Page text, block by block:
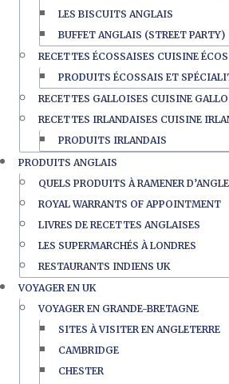
LES BISCUITS ANGLAIS
BUFFET ANGLAIS (STREET PARTY)
RECETTES ÉCOSSAISES CUISINE
PRODUITS ÉCOSSAIS ET
RECETTES GALLOISES CUISINE
RECETTES IRLANDAISES CUISINE
PRODUITS IRLANDAIS
PRODUITS ANGLAIS
QUELS PRODUITS À RAMENER
ROYAL WARRANTS OF APPOINTMENT
LIVRES DE RECETTES ANGLAISES
LES SUPERMARCHÉS À LONDRES
RESTAURANTS INDIENS UK
VOYAGER EN UK
VOYAGER EN GRANDE-BRETAGNE
SITES À VISITER EN ANGLETERRE
CAMBRIDGE
CHESTER